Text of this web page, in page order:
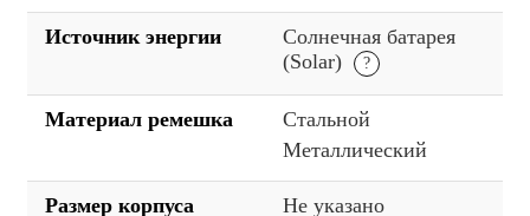
Источник энергии
Солнечная батарея
(Solar)
Материал ремешка
Стальной
Металлический
Размер корпуса Не указано